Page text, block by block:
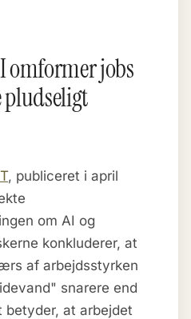
omformer jobs
, publiceret i april
om AI og
konkluderer, at
af arbejdsstyrken
snarere end
betyder, at arbejdet